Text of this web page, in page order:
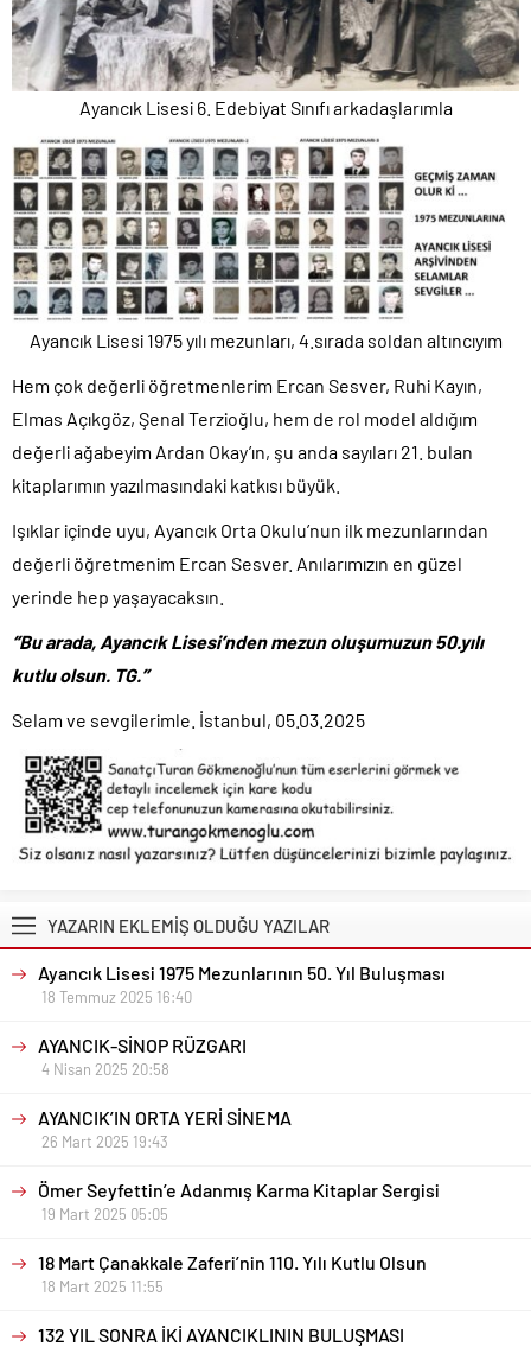
Ayancık Lisesi 6. Edebiyat Sınıfı arkadaşlarımla
Ayancık Lisesi 1975 yılı mezunları, 4.sırada soldan altıncıyım
Hem çok değerli öğretmenlerim Ercan Sesver, Ruhi Kayın,
Elmas Açıkgöz, Şenal Terzioğlu, hem de rol model aldığım
değerli ağabeyim Ardan Okay’ın, şu anda sayıları 21. bulan
kitaplarımın yazılmasındaki katkısı büyük.
Işıklar içinde uyu, Ayancık Orta Okulu’nun ilk mezunlarından
değerli öğretmenim Ercan Sesver. Anılarımızın en güzel
yerinde hep yaşayacaksın.
‘’Bu arada, Ayancık Lisesi’nden mezun oluşumuzun 50.yılı
kutlu olsun. TG.’’
Selam ve sevgilerimle. İstanbul, 05.03.2025
YAZARIN EKLEMİŞ OLDUĞU YAZILAR
Ayancık Lisesi 1975 Mezunlarının 50. Yıl Buluşması
18 Temmuz 2025 16:40
AYANCIK-SİNOP RÜZGARI
4 Nisan 2025 20:58
AYANCIK’IN ORTA YERİ SİNEMA
26 Mart 2025 19:43
Ömer Seyfettin’e Adanmış Karma Kitaplar Sergisi
19 Mart 2025 05:05
18 Mart Çanakkale Zaferi’nin 110. Yılı Kutlu Olsun
18 Mart 2025 11:55
132 YIL SONRA İKİ AYANCIKLININ BULUŞMASI